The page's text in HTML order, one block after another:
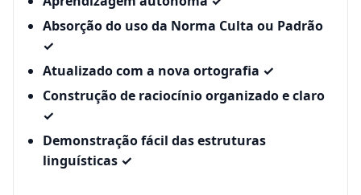
Absorção do uso da Norma Culta ou Padrão
✓
Atualizado com a nova ortografia ✓
Construção de raciocínio organizado e claro
✓
Demonstração fácil das estruturas
linguísticas ✓